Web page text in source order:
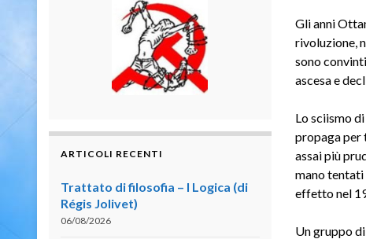
Gli anni
rivoluzione,
sono
ascesa e
Lo sciismo
propaga per
assai più
mano tentati
effetto nel
Un gruppo
ARTICOLI RECENTI
Trattato di filosofia – I Logica (di
Régis Jolivet)
06/08/2026